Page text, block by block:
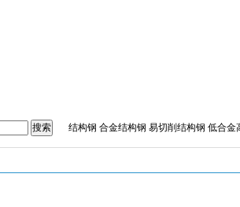
结构钢 合金结构钢 易切削结构钢 低合金